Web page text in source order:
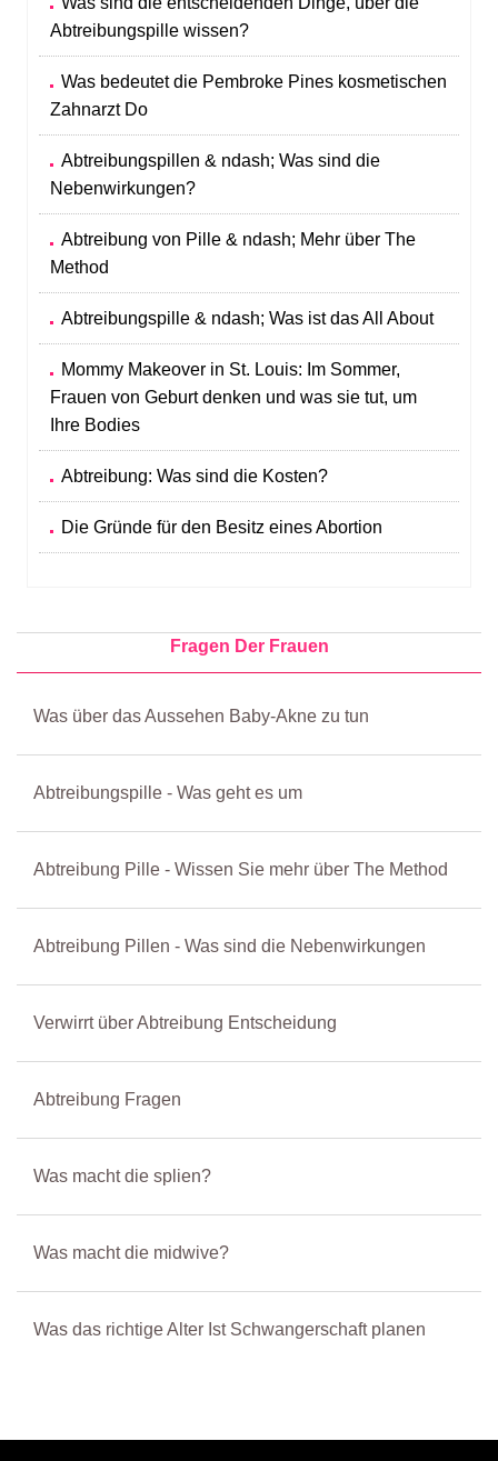
Abtreibungspille wissen?
Was bedeutet die Pembroke Pines kosmetischen
Zahnarzt Do
Abtreibungspillen & ndash; Was sind die
Nebenwirkungen?
Abtreibung von Pille & ndash; Mehr über The
Method
Abtreibungspille & ndash; Was ist das All About
Mommy Makeover in St. Louis: Im Sommer,
Frauen von Geburt denken und was sie tut, um
Ihre Bodies
Abtreibung: Was sind die Kosten?
Die Gründe für den Besitz eines Abortion
Fragen Der Frauen
Was über das Aussehen Baby-Akne zu tun
Abtreibungspille - Was geht es um
Abtreibung Pille - Wissen Sie mehr über The Method
Abtreibung Pillen - Was sind die Nebenwirkungen
Verwirrt über Abtreibung Entscheidung
Abtreibung Fragen
Was macht die splien?
Was macht die midwive?
Was das richtige Alter Ist Schwangerschaft planen